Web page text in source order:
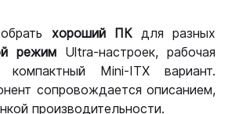
хороший ПКдля разных
режим Ultra-настроек, рабочая
Mini-ITX вариант.
сопровождается описанием,
производительности.